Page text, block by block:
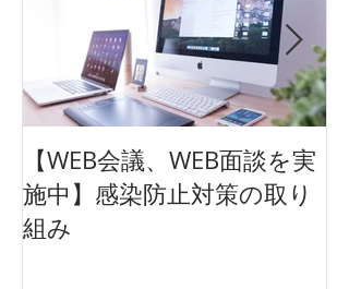
【WEB会議、WEB面談を実
施中】感染防止対策の取り
組み